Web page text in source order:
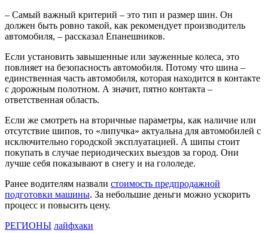
– Самый важный критерий – это тип и размер шин. Он
должен быть ровно такой, как рекомендует производитель
автомобиля, – рассказал Епанешников.
Если установить завышенные или зауженные колеса, это
повлияет на безопасность автомобиля. Потому что шина –
единственная часть автомобиля, которая находится в контакте
с дорожным полотном. А значит, пятно контакта –
ответственная область.
Если же смотреть на вторичные параметры, как наличие или
отсутствие шипов, то «липучка» актуальна для автомобилей с
исключительно городской эксплуатацией. А шипы стоит
покупать в случае периодических выездов за город. Они
лучше себя показывают в снегу и на гололеде.
Ранее водителям назвали стоимость предпродажной
подготовки машины. За небольшие деньги можно ускорить
процесс и повысить цену.
РЕГИОНЫ лайфхаки